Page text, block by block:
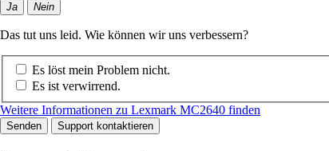
Ja Nein
Das tut uns leid. Wie können wir uns verbessern?
Es löst mein Problem nicht.
Es ist verwirrend.
Weitere Informationen zu Lexmark MC2640 finden
Senden Support kontaktieren